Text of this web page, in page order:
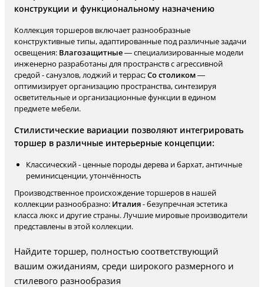
конструкции и функциональному назначению
Коллекция торшеров включает разнообразные
конструктивные типы, адаптированные под различные задачи
освещения: Влагозащитные— специализированные модели
инженерно разработаны для пространств с агрессивной
средой - санузлов, лоджий и террас;Со столиком—
оптимизирует организацию пространства, синтезируя
осветительные и организационные функции в едином
предмете мебели.
Стилистические вариации позволяют интегрировать
торшер в различные интерьерные концепции:
Классический - ценные породы дерева и бархат, античные
реминисценции, утончённость
Производственное происхождение торшеров в нашей
коллекции разнообразно: Италия- безупречная эстетика
класса люкс и другие страны. Лучшие мировые производители
представлены в этой коллекции.
Найдите торшер, полностью соответствующий
вашим ожиданиям, среди широкого размерного и
стилевого разнообразия